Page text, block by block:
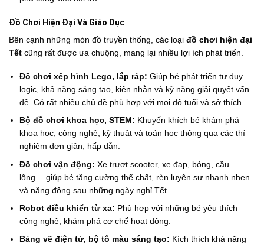
Đồ Chơi Hiện Đại Và Giáo Dục
Bên cạnh những món đồ truyền thống, các loại đồ chơi hiện đại
Tết cũng rất được ưa chuộng, mang lại nhiều lợi ích phát triển.
Đồ chơi xếp hình Lego, lắp ráp: Giúp bé phát triển tư duy
logic, khả năng sáng tạo, kiên nhẫn và kỹ năng giải quyết vấn
đề. Có rất nhiều chủ đề phù hợp với mọi độ tuổi và sở thích.
Bộ đồ chơi khoa học, STEM: Khuyến khích bé khám phá
khoa học, công nghệ, kỹ thuật và toán học thông qua các thí
nghiệm đơn giản, hấp dẫn.
Đồ chơi vận động: Xe trượt scooter, xe đạp, bóng, cầu
lông… giúp bé tăng cường thể chất, rèn luyện sự nhanh nhẹn
và năng động sau những ngày nghỉ Tết.
Robot điều khiển từ xa: Phù hợp với những bé yêu thích
công nghệ, khám phá cơ chế hoạt động.
Bảng vẽ điện tử, bộ tô màu sáng tạo: Kích thích khả năng